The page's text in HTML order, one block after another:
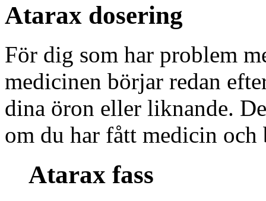
Atarax dosering
För dig som har problem
medicinen börjar redan
dina öron eller liknande.
om du har fått medicin och
Atarax fass